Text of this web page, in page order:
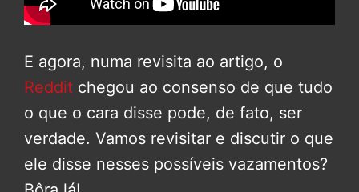
E agora, numa revisita ao artigo, o
Reddit chegou ao consenso de que tudo
o que o cara disse pode, de fato, ser
verdade. Vamos revisitar e discutir o que
ele disse nesses possíveis vazamentos?